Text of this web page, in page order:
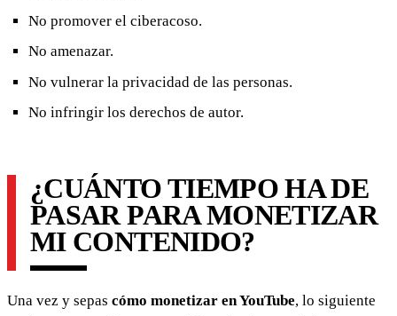
No promover el ciberacoso.
No amenazar.
No vulnerar la privacidad de las personas.
No infringir los derechos de autor.
¿CUÁNTO TIEMPO HA DE
PASAR PARA MONETIZAR
MI CONTENIDO?
Una vez y sepas cómo monetizar en YouTube, lo siguiente